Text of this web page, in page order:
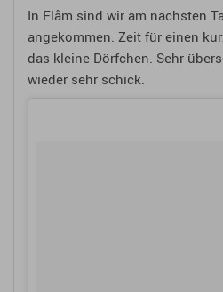
In Flåm sind wir am nächsten
angekommen. Zeit für einen
das kleine Dörfchen. Sehr
wieder sehr schick.